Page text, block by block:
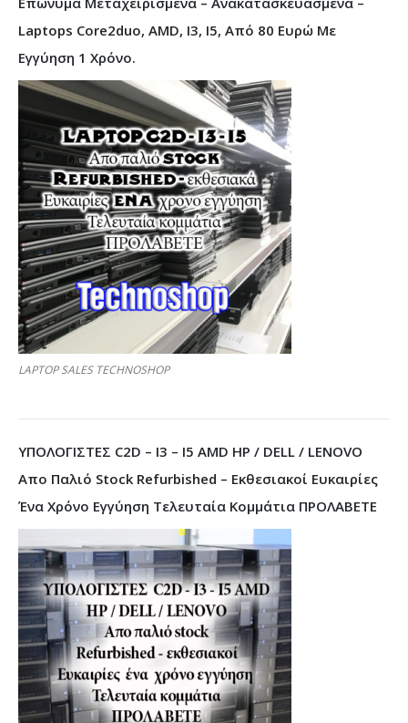
Laptops Core2duo, AMD, I3, I5, Από 80 Ευρώ Με
Εγγύηση 1 Χρόνο.
LAPTOP SALES TECHNOSHOP
ΥΠΟΛΟΓΙΣΤΕΣ C2D – I3 – I5 AMD HP / DELL / LENOVO
Απο Παλιό Stock Refurbished – Εκθεσιακοί Ευκαιρίες
Ένα Χρόνο Εγγύηση Τελευταία Κομμάτια ΠΡΟΛΑΒΕΤΕ